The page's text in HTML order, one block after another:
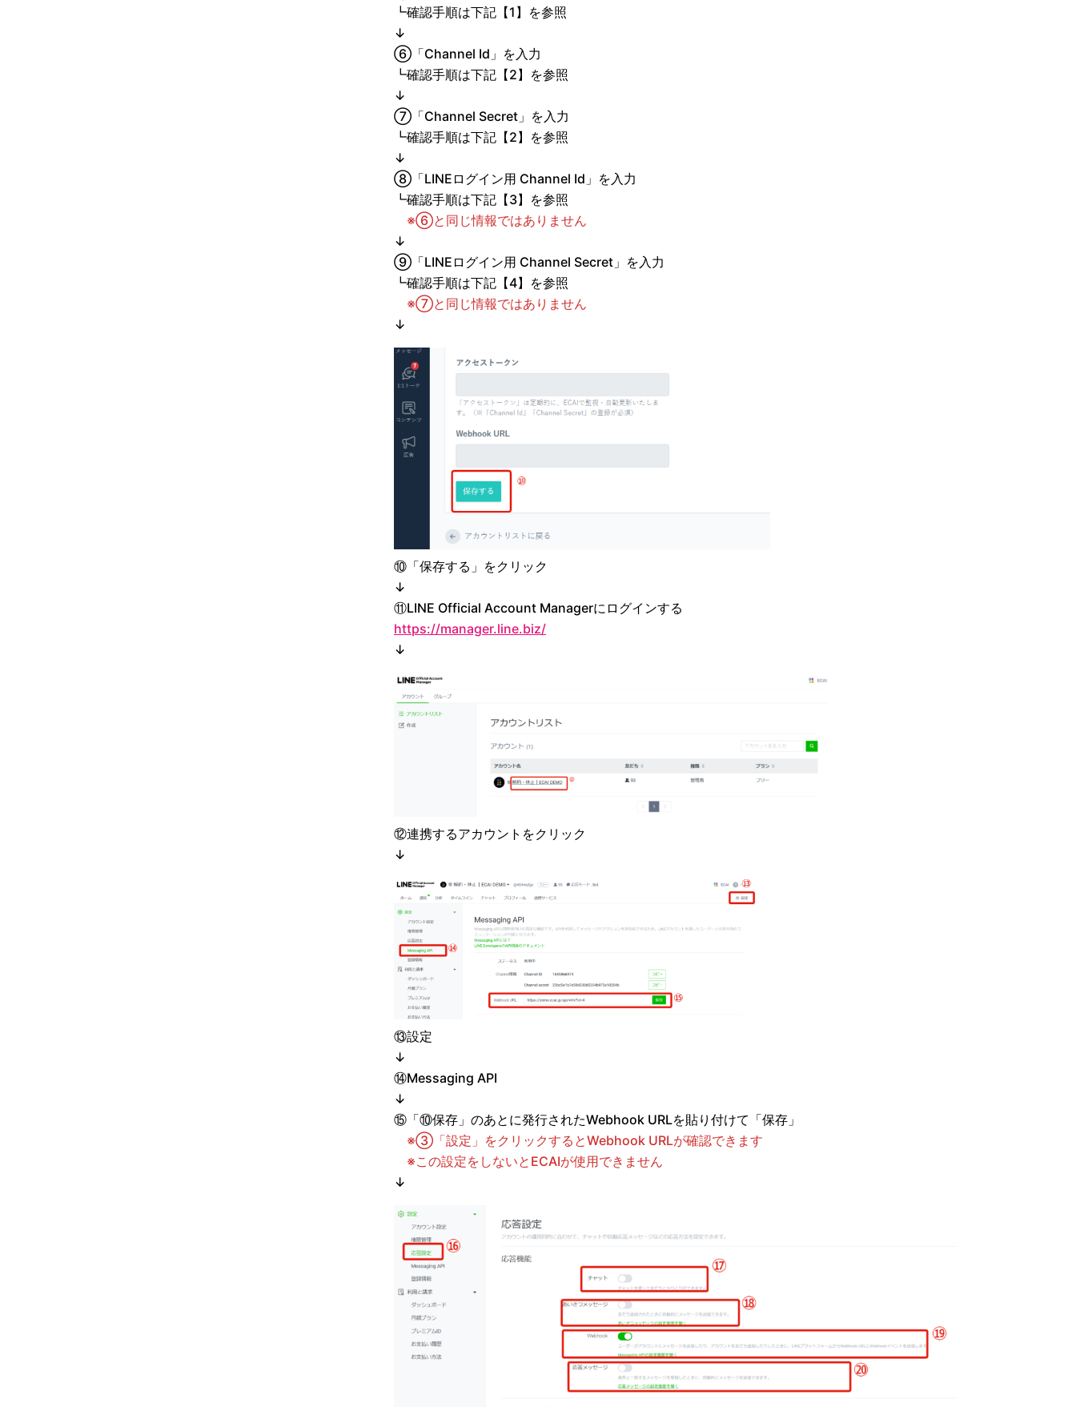
┗確認手順は下記【1】を参照
↓
⑥「Channel Id」を入力
┗確認手順は下記【2】を参照
↓
⑦「Channel Secret」を入力
┗確認手順は下記【2】を参照
↓
⑧「LINEログイン用 Channel Id」を入力
┗確認手順は下記【3】を参照
※⑥と同じ情報ではありません
↓
⑨「LINEログイン用 Channel Secret」を入力
┗確認手順は下記【4】を参照
※⑦と同じ情報ではありません
↓
⑩「保存する」をクリック
↓
⑪LINE Official Account Managerにログインする
https://manager.line.biz/
↓
⑫連携するアカウントをクリック
↓
⑬設定
↓
⑭Messaging API
↓
⑮「⑩保存」のあとに発行されたWebhook URLを貼り付けて「保存」
※➂「設定」をクリックするとWebhook URLが確認できます
※この設定をしないとECAIが使用できません
↓